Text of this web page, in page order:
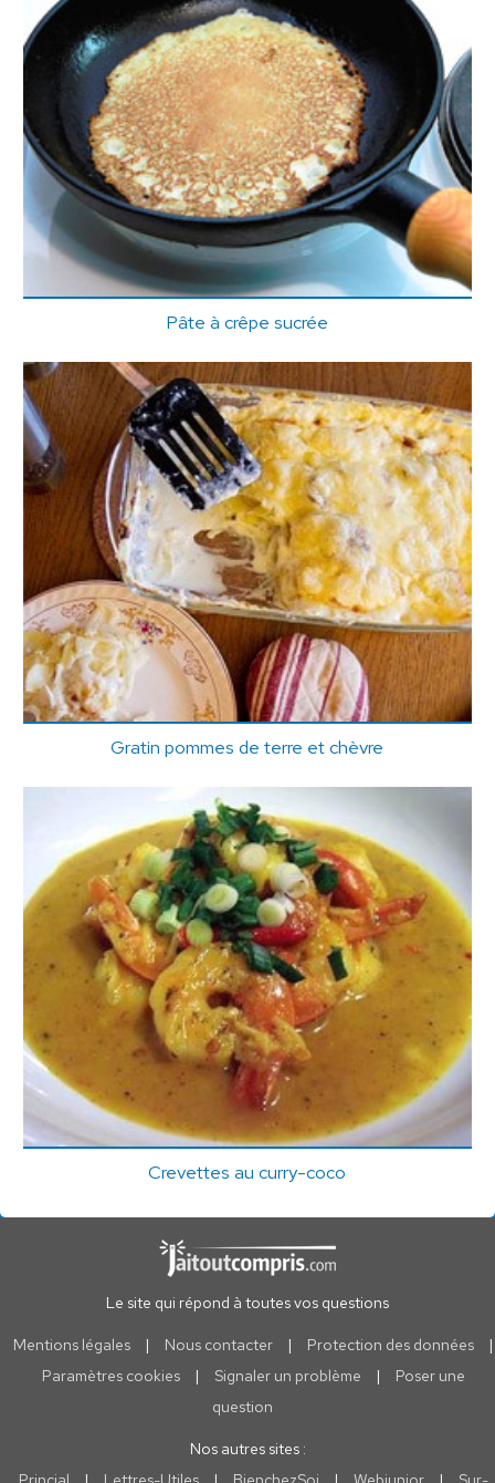
Pâte à crêpe sucrée
Gratin pommes de terre et chèvre
Crevettes au curry-coco
Le site qui répond à toutes vos questions
Mentions légales | Nous contacter | Protection des données
|
Paramètres cookies
| Signaler un problème |
Poser une
question
Nos autres sites :